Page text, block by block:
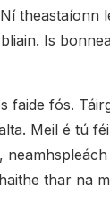
theastaíonn
Is
faide fós.
Meil é tú
thar na